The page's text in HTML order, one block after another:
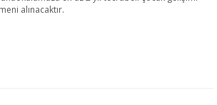
alınacaktır.